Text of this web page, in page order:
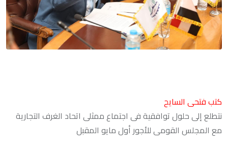
كتب فتحى السايح
نتطلع إلى حلول توافقية فى اجتماع ممثلى اتحاد الغرف التجارية
مع المجلس القومى للأجور أول مايو المقبل